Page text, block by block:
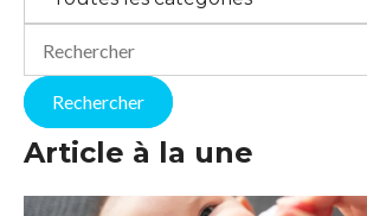
Rechercher
Il n'y a aucune suggestion car le
Article à la une